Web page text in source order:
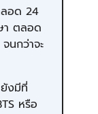
ลอด 24
า ตลอด
นกว่าจะ
งมีที่
หรือ